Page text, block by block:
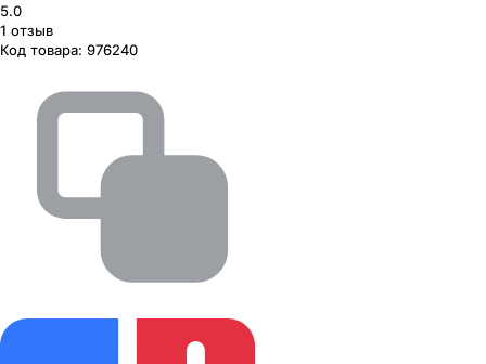
5.0
1 отзыв
Код товара: 976240